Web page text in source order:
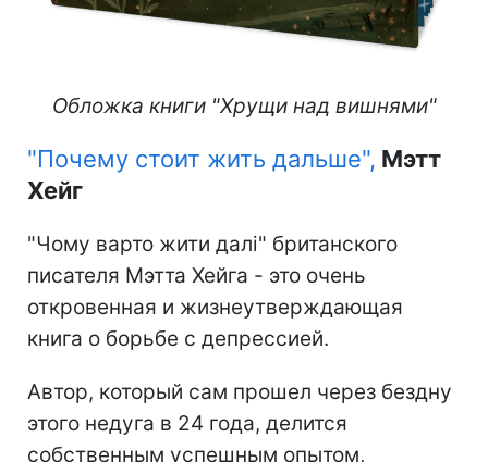
Обложка книги "Хрущи над вишнями"
"Почему стоит жить дальше", Мэтт
Хейг
"Чому варто жити далі" британского
писателя Мэтта Хейга - это очень
откровенная и жизнеутверждающая
книга о борьбе с депрессией.
Автор, который сам прошел через бездну
этого недуга в 24 года, делится
собственным успешным опытом,